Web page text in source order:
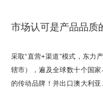
市场认可是产品品质
采取“直营+渠道”模式，东力
辖市），遍及全球数十个国
的传动品牌！并出口澳大利